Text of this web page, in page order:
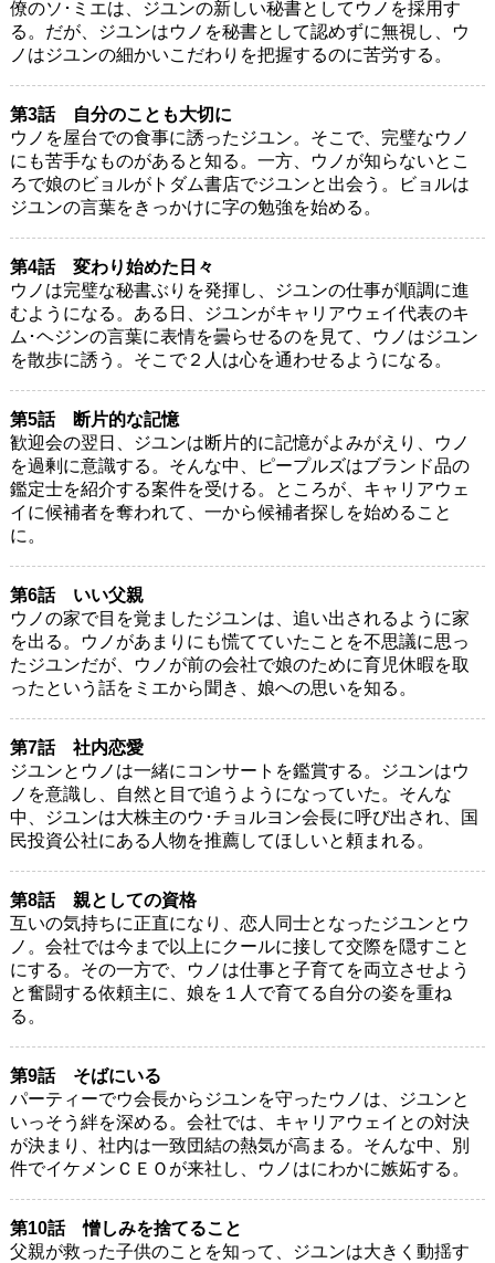
僚のソ･ミエは、ジユンの新しい秘書としてウノを採用す
る。だが、ジユンはウノを秘書として認めずに無視し、ウ
ノはジユンの細かいこだわりを把握するのに苦労する。
第3話 自分のことも大切に
ウノを屋台での食事に誘ったジユン。そこで、完璧なウノ
にも苦手なものがあると知る。一方、ウノが知らないとこ
ろで娘のビョルがトダム書店でジユンと出会う。ビョルは
ジユンの言葉をきっかけに字の勉強を始める。
第4話 変わり始めた日々
ウノは完璧な秘書ぶりを発揮し、ジユンの仕事が順調に進
むようになる。ある日、ジユンがキャリアウェイ代表のキ
ム･ヘジンの言葉に表情を曇らせるのを見て、ウノはジユン
を散歩に誘う。そこで２人は心を通わせるようになる。
第5話 断片的な記憶
歓迎会の翌日、ジユンは断片的に記憶がよみがえり、ウノ
を過剰に意識する。そんな中、ピープルズはブランド品の
鑑定士を紹介する案件を受ける。ところが、キャリアウェ
イに候補者を奪われて、一から候補者探しを始めること
に。
第6話 いい父親
ウノの家で目を覚ましたジユンは、追い出されるように家
を出る。ウノがあまりにも慌てていたことを不思議に思っ
たジユンだが、ウノが前の会社で娘のために育児休暇を取
ったという話をミエから聞き、娘への思いを知る。
第7話 社内恋愛
ジユンとウノは一緒にコンサートを鑑賞する。ジユンはウ
ノを意識し、自然と目で追うようになっていた。そんな
中、ジユンは大株主のウ･チョルヨン会長に呼び出され、国
民投資公社にある人物を推薦してほしいと頼まれる。
第8話 親としての資格
互いの気持ちに正直になり、恋人同士となったジユンとウ
ノ。会社では今まで以上にクールに接して交際を隠すこと
にする。その一方で、ウノは仕事と子育てを両立させよう
と奮闘する依頼主に、娘を１人で育てる自分の姿を重ね
る。
第9話 そばにいる
パーティーでウ会長からジユンを守ったウノは、ジユンと
いっそう絆を深める。会社では、キャリアウェイとの対決
が決まり、社内は一致団結の熱気が高まる。そんな中、別
件でイケメンＣＥＯが来社し、ウノはにわかに嫉妬する。
第10話 憎しみを捨てること
父親が救った子供のことを知って、ジユンは大きく動揺す